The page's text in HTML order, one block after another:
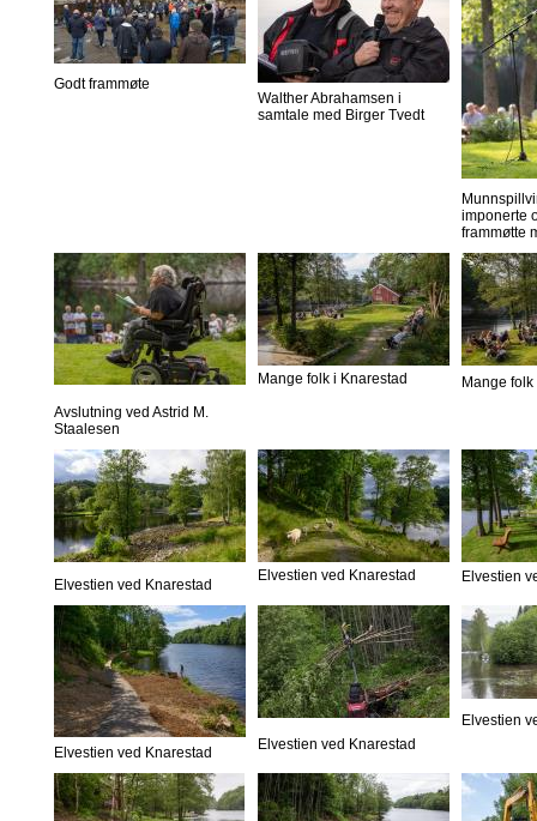
Godt frammøte
Walther Abrahamsen i
samtale med Birger Tvedt
imponerte
frammøtte
Avslutning ved Astrid M.
Staalesen
Mange folk i Knarestad Mange
Elvestien ved Knarestad
Elvestien ved Knarestad Elvestien
Elvestien ved Knarestad Elvestien ved Knarestad
Elvestien